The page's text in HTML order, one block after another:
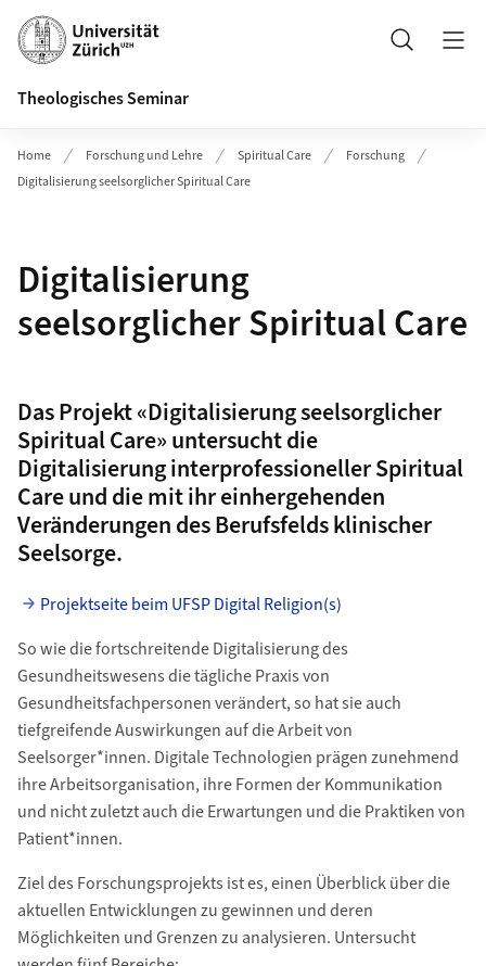
Header
Suche
Theologisches Seminar
Home Forschung und Lehre Spiritual Care
Forschung
Digitalisierung seelsorglicher Spiritual Care
Digitalisierung
seelsorglicher Spiritual Care
Das Projekt «Digitalisierung seelsorglicher
Spiritual Care» untersucht die
Digitalisierung interprofessioneller Spiritual
Care und die mit ihr einhergehenden
Veränderungen des Berufsfelds klinischer
Seelsorge.
Projektseite beim UFSP Digital Religion(s)
So wie die fortschreitende Digitalisierung des
Gesundheitswesens die tägliche Praxis von
Gesundheitsfachpersonen verändert, so hat sie auch
tiefgreifende Auswirkungen auf die Arbeit von
Seelsorger*innen. Digitale Technologien prägen zunehmend
ihre Arbeitsorganisation, ihre Formen der Kommunikation
und nicht zuletzt auch die Erwartungen und die Praktiken von
Patient*innen.
Ziel des Forschungsprojekts ist es, einen Überblick über die
aktuellen Entwicklungen zu gewinnen und deren
Möglichkeiten und Grenzen zu analysieren. Untersucht